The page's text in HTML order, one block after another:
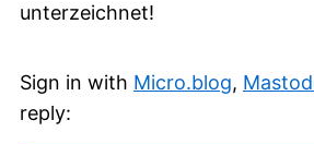
unterzeichnet!
Sign in with Micro.blog,
reply: